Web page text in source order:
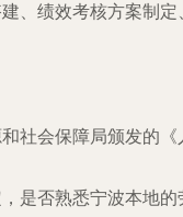
、绩效考核方案制
社会保障局颁发的
是否熟悉宁波本地